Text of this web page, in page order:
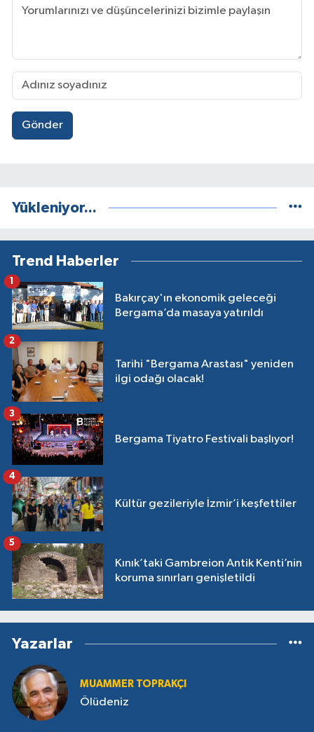
Gönder
Yükleniyor...
Trend Haberler
Bakırçay'ın ekonomik geleceği
Bergama’da masaya yatırıldı
1
Tarihi "Bergama Arastası" yeniden
ilgi odağı olacak!
2
Bergama Tiyatro Festivali başlıyor!
3
Kültür gezileriyle İzmir’i keşfettiler
4
Kınık’taki Gambreion Antik Kenti’nin
koruma sınırları genişletildi
5
Yazarlar
MUAMMER TOPRAKÇI
Ölüdeniz